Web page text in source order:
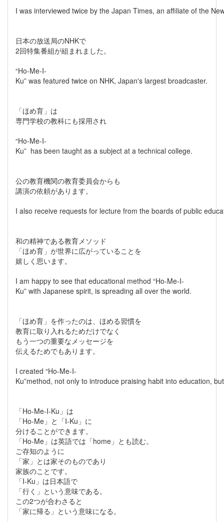
I was interviewed twice by the Japan Times, an affiliate of the
日本の放送局のNHKで
2回特集番組が組まれました。
“Ho-Me-I-
Ku” was featured twice on NHK, Japan's largest broadcaster.
「ほめ育」は
専門学校の教科にも採用され
“Ho-Me-I-
Ku” has been taught as a subject at a technical college.
公の教育機関の教育委員会からも
講演の依頼があります。
I also receive requests for lecture from the boards of public
和の精神である教育メソッド
「ほめ育」が世界に広がっていることを
嬉しく思います。
I am happy to see that educational method “Ho-Me-I-
Ku” with Japanese spirit, is spreading all over the world.
「ほめ育」を作ったのは、ほめる習慣を
教育に取り入れるためだけでなく
もう一つの重要なメッセージを
伝えるためでもあります。
I created “Ho-Me-I-
Ku”method, not only to introduce praising habit into education,
「Ho-Me-I-Ku」は
「Ho-Me」と「I-Ku」に
分けることができます。
「Ho-Me」は英語では「home」とも読む。
ご存知のように
「家」とは家そのものであり
家族のことです。
「I-Ku」は日本語で
「行く」という意味である。
この2つが合わさると
「家に帰る」という意味になる。